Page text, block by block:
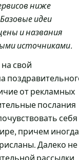
ниже
идеи
и названия
источниками.
свой
от рекламных
послания
себя
причем иногда
Далеко не